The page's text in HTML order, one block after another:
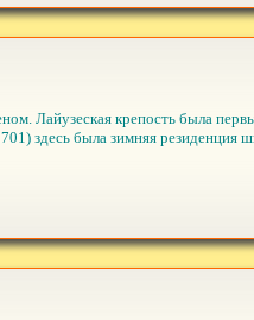
Лайузеская крепость была
здесь была зимняя резиденция